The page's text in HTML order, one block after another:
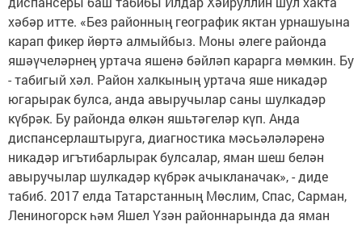
хәбәр итте. «Без районның географик яктан урнашуына
карап фикер йөртә алмыйбыз. Моны әлеге районда
яшәүчеләрнең уртача яшенә бәйләп карарга мөмкин. Бу
- табигый хәл. Район халкының уртача яше никадәр
югарырак булса, анда авыручылар саны шулкадәр
күбрәк. Бу районда өлкән яшьтәгеләр күп. Анда
диспансерлаштыруга, диагностика мәсьәләләренә
никадәр игътибарлырак булсалар, яман шеш белән
авыручылар шулкадәр күбрәк ачыкланачак», - диде
табиб. 2017 елда Татарстанның Мөслим, Спас, Сарман,
Лениногорск һәм Яшел Үзән районнарында да яман